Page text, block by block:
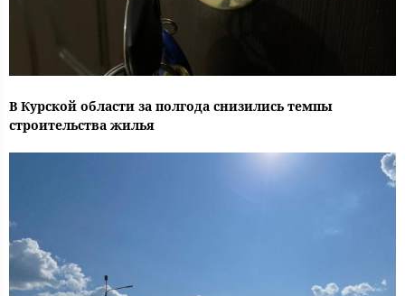
В Курской области за полгода снизились темпы
строительства жилья